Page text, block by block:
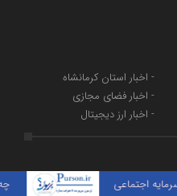
- اخبار استان کرمانشاه
- اخبار فضای مجازی
- اخبار ارز دیجیتال
اجتماعی چه